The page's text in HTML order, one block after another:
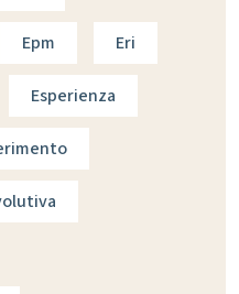
Epm Eri
Esperienza